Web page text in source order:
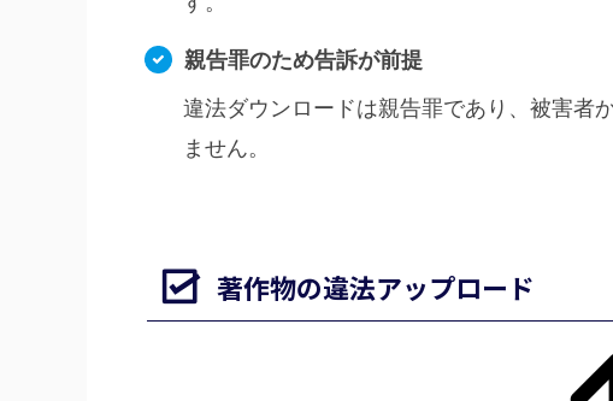
親告罪のため告訴が前提
違法ダウンロードは親告罪であり、被害者
ません。
著作物の違法アップロード